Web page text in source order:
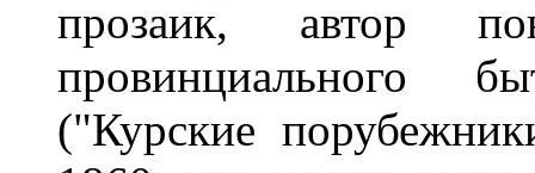
прозаик, автор
провинциального
("Курские